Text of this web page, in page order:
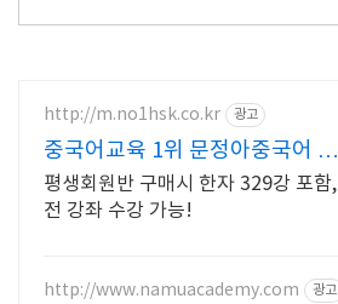
http://m.no1hsk.co.kr 광고
중국어교육 1위 문정아중국어 브
랜드파워 3년연속 대상수상
평생회원반 구매시 한자 329강 포함,
전 강좌 수강 가능!
http://www.namuacademy.com 광고